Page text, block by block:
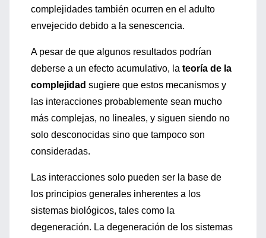
complejidades también ocurren en el adulto
envejecido debido a la senescencia.
A pesar de que algunos resultados podrían
deberse a un efecto acumulativo, la teoría de la
complejidad sugiere que estos mecanismos y
las interacciones probablemente sean mucho
más complejas, no lineales, y siguen siendo no
solo desconocidas sino que tampoco son
consideradas.
Las interacciones solo pueden ser la base de
los principios generales inherentes a los
sistemas biológicos, tales como la
degeneración. La degeneración de los sistemas